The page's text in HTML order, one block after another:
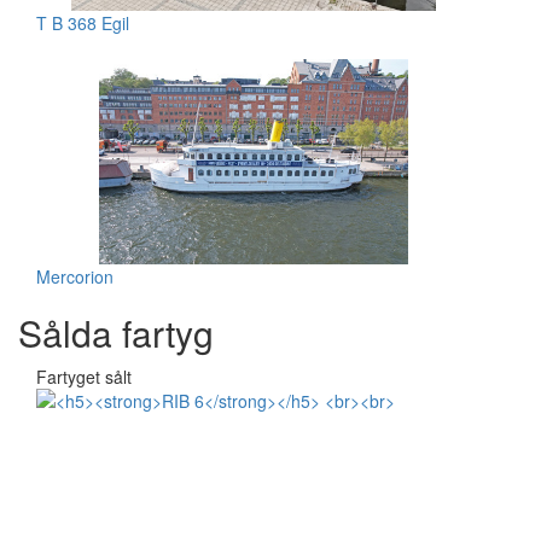
T B 368 Egil
Mercorion
Sålda fartyg
Fartyget sålt